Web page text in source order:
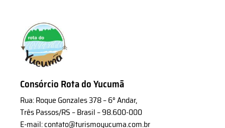
Consórcio Rota do Yucumã
Rua: Roque Gonzales 378 – 6° Andar,
Três Passos/RS – Brasil – 98.600-000
E-mail: contato@turismoyucuma.com.br